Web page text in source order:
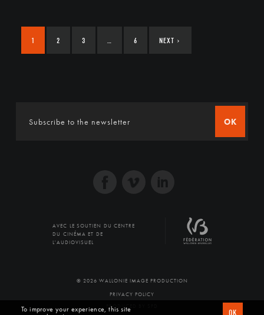
1 2 3 … 6 NEXT ›
OK
AVEC LE SOUTIEN DU CENTRE
DU CINÉMA ET DE
L'AUDIOVISUEL
© 2026 WALLONIE IMAGE PRODUCTION
PRIVACY POLICY
PRODUCED BY SFD
To improve your experience, this site
OK